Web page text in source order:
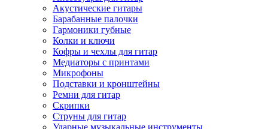
Акустические гитары
Барабанные палочки
Гармоники губные
Колки и ключи
Кофры и чехлы для гитар
Медиаторы с принтами
Микрофоны
Подставки и кронштейны
Ремни для гитар
Скрипки
Струны для гитар
Ударные музыкальные инструменты